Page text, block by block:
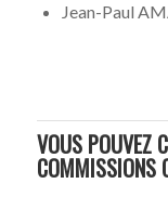
Jean-Paul
VOUS POUVEZ
COMMISSIONS